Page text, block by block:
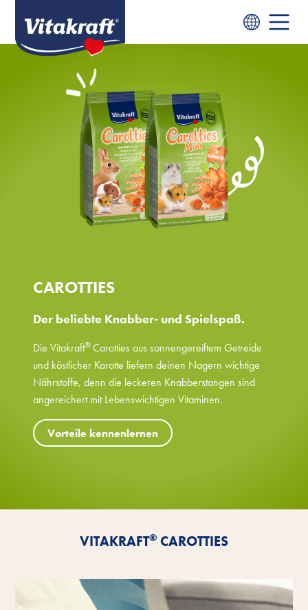
CAROTTIES
Der beliebte Knabber- und Spielspaß.
Die Vitakraft®Carotties aus sonnengereiftem Getreide
und köstlicher Karotte liefern deinen Nagern wichtige
Nährstoffe, denn die leckeren Knabberstangen sind
angereichert mit Lebenswichtigen Vitaminen.
Vorteile kennenlernen
VITAKRAFT® CAROTTIES